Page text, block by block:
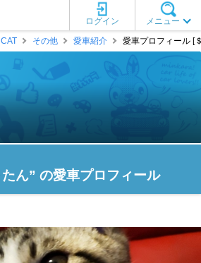
メニュー
ログイン
CAT その他 愛車紹介 愛車プロフィール
ん” の愛車プロフィール